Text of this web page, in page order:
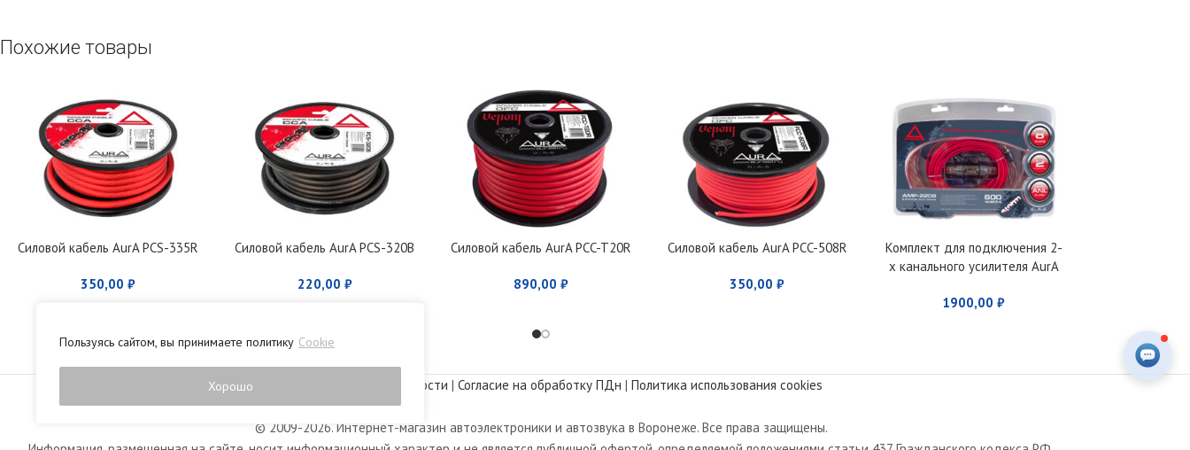
Пользуясь сайтом, вы принимаете политику Cookie
Хорошо
Похожие товары
Силовой кабель AurA PCS-335R
350,00₽
Силовой кабель AurA PCS-320B
220,00 ₽
Силовой кабель AurA PCC-T20R
890,00 ₽
Силовой кабель AurA PCC-508R
350,00₽
Комплект для подключения 2-
х канального усилителя AurA
1900,00₽
Политика конфиденциальности | Согласие на обработку ПДн | Политика использования cookies
© 2009-2026. Интернет-магазин автоэлектроники и автозвука в Воронеже. Все права защищены.